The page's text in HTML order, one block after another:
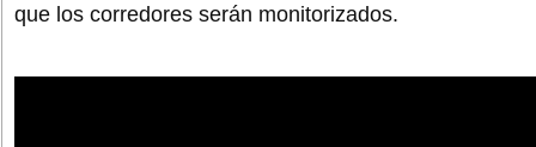
que los corredores serán monitorizados.